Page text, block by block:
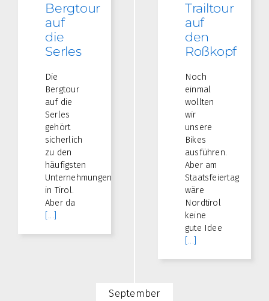
Trailtour
auf
den
Roßkopf
Noch
einmal
wollten
wir
unsere
Bikes
ausführen.
Aber am
Staatsfeiertag
wäre
Nordtirol
keine
gute Idee
[...]
Bergtour
auf
die
Serles
Die
Bergtour
auf die
Serles
gehört
sicherlich
zu den
häufigsten
Unternehmungen
in Tirol.
Aber da
[...]
September